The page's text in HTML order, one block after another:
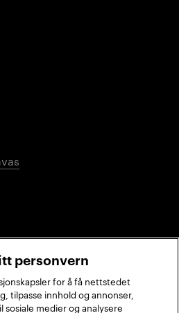
personvern
for å få nettstedet
tilpasse innhold og annonser,
medier og analysere